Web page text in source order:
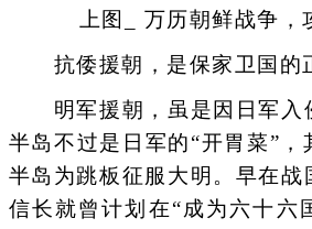
上图_ 万历朝鲜战争，
抗倭援朝，是保家卫国的
明军援朝，虽是因日军入
半岛不过是日军的“开胃菜”，
半岛为跳板征服大明。早在战
信长就曾计划在“成为六十六